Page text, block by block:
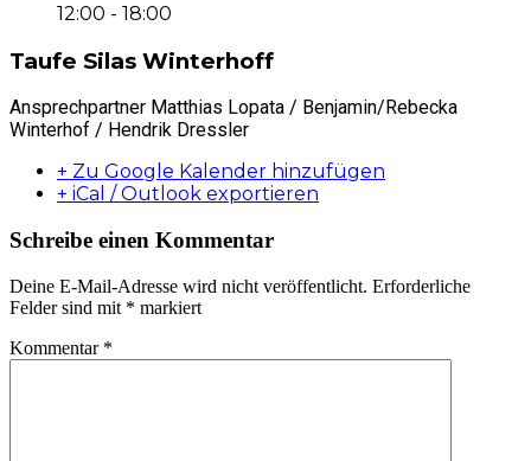
12:00 - 18:00
Taufe Silas Winterhoff
Ansprechpartner Matthias Lopata / Benjamin/Rebecka
Winterhof / Hendrik Dressler
+ Zu Google Kalender hinzufügen
+ iCal / Outlook exportieren
Schreibe einen Kommentar
Deine E-Mail-Adresse wird nicht veröffentlicht. Erforderliche
Felder sind mit * markiert
Kommentar *